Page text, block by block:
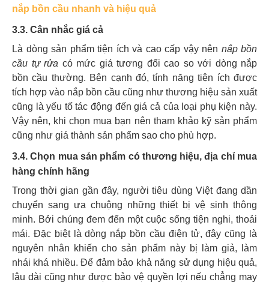
nắp bồn cầu nhanh và hiệu quả
3.3. Cân nhắc giá cả
Là dòng sản phẩm tiện ích và cao cấp vậy nên nắp bồn
cầu tự rửa có mức giá tương đối cao so với dòng nắp
bồn cầu thường. Bên cạnh đó, tính năng tiện ích được
tích hợp vào nắp bồn cầu cũng như thương hiệu sản xuất
cũng là yếu tố tác động đến giá cả của loại phụ kiện này.
Vậy nên, khi chọn mua bạn nên tham khảo kỹ sản phẩm
cũng như giá thành sản phẩm sao cho phù hợp.
3.4. Chọn mua sản phẩm có thương hiệu, địa chỉ mua
hàng chính hãng
Trong thời gian gần đây, người tiêu dùng Việt đang dần
chuyển sang ưa chuộng những thiết bị vệ sinh thông
minh. Bởi chúng đem đến một cuộc sống tiện nghi, thoải
mái. Đặc biệt là dòng nắp bồn cầu điện tử, đây cũng là
nguyên nhân khiến cho sản phẩm này bị làm giả, làm
nhái khá nhiều.Để đảm bảo khả năng sử dụng hiệu quả,
lâu dài cũng như được bảo vệ quyền lợi nếu chẳng may